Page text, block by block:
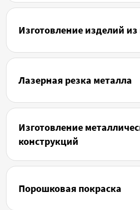
Изготовление изделий
Лазерная резка металла
Изготовление
конструкций
Порошковая покраска